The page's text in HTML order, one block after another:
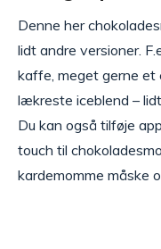
Denne her
lidt andre versioner.
kaffe, meget gerne et
lækreste iceblend –
Du kan også tilføje
touch til
kardemomme måske